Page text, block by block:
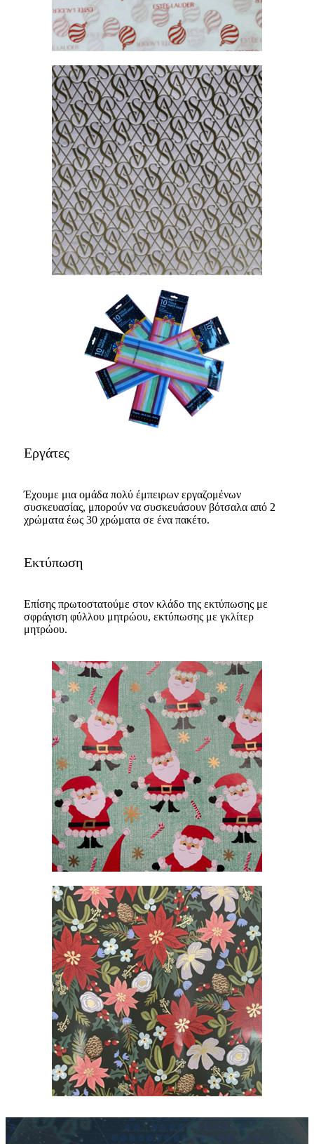
Εργάτες
Έχουμε μια ομάδα πολύ έμπειρων εργαζομένων
συσκευασίας, μπορούν να συσκευάσουν βότσαλα από 2
χρώματα έως 30 χρώματα σε ένα πακέτο.
Εκτύπωση
Επίσης πρωτοστατούμε στον κλάδο της εκτύπωσης με
σφράγιση φύλλου μητρώου, εκτύπωσης με γκλίτερ
μητρώου.